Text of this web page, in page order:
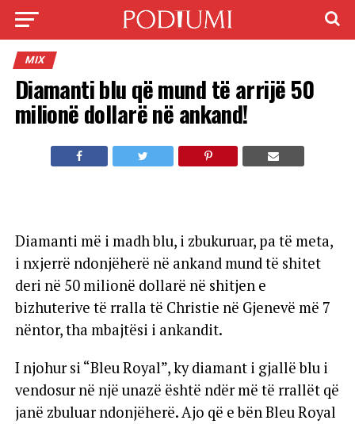
MIX
Diamanti blu që mund të arrijë 50
milionë dollarë në ankand!
Diamanti më i madh blu, i zbukuruar, pa të meta,
i nxjerrë ndonjëherë në ankand mund të shitet
deri në 50 milionë dollarë në shitjen e
bizhuterive të rralla të Christie në Gjenevë më 7
nëntor, tha mbajtësi i ankandit.
I njohur si “Bleu Royal”, ky diamant i gjallë blu i
vendosur në një unazë është ndër më të rrallët që
janë zbuluar ndonjëherë. Ajo që e bën Bleu Royal